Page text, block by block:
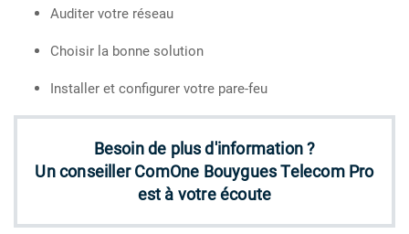
Auditer votre réseau
Choisir la bonne solution
Installer et configurer votre pare-feu
Besoin de plus d'information ?
Un conseiller ComOne Bouygues Telecom Pro
est à votre écoute